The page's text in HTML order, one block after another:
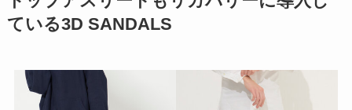
ている3D SANDALS